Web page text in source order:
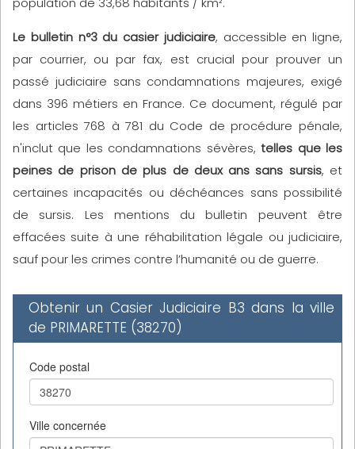
Le bulletin n°3 du casier judiciaire, accessible en ligne,
par courrier, ou par fax, est crucial pour prouver un
passé judiciaire sans condamnations majeures, exigé
dans 396 métiers en France. Ce document, régulé par
les articles 768 à 781 du Code de procédure pénale,
n'inclut que les condamnations sévères,telles que les
peines de prison de plus de deux ans sans sursis, et
certaines incapacités ou déchéances sans possibilité
de sursis. Les mentions du bulletin peuvent être
effacées suite à une réhabilitation légale ou judiciaire,
sauf pour les crimes contre l’humanité ou de guerre.
Obtenir un Casier Judiciaire B3 dans la ville
de PRIMARETTE (38270)
Code postal
Ville concernée